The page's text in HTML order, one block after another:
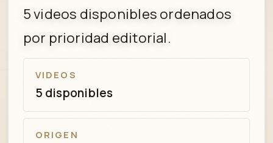
5 videos disponibles ordenados
por prioridad editorial.
VIDEOS
5 disponibles
ORIGEN